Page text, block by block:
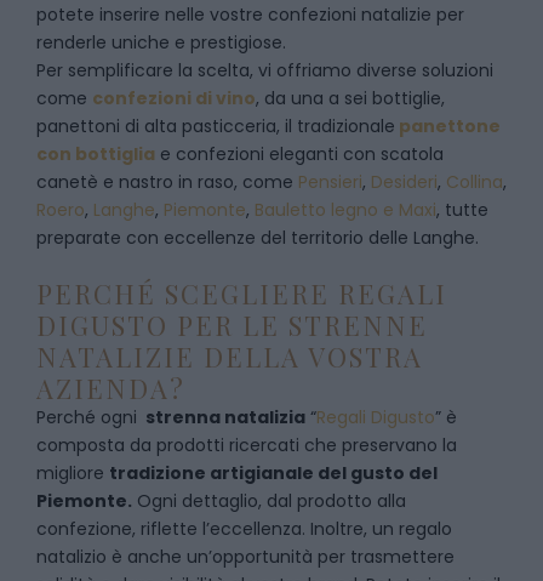
potete inserire nelle vostre confezioni natalizie per
renderle uniche e prestigiose.
Per semplificare la scelta, vi offriamo diverse soluzioni
come confezioni di vino, da una a sei bottiglie,
panettoni di alta pasticceria, il tradizionale panettone
con bottiglia e confezioni eleganti con scatola
canetè e nastro in raso, come Pensieri, Desideri, Collina,
Roero, Langhe, Piemonte, Bauletto legno e Maxi, tutte
preparate con eccellenze del territorio delle Langhe.
PERCHÉ SCEGLIERE REGALI
DIGUSTO PER LE STRENNE
NATALIZIE DELLA VOSTRA
AZIENDA?
Perché ogni strenna natalizia “Regali Digusto” è
composta da prodotti ricercati che preservano la
migliore tradizione artigianale del gusto del
Piemonte. Ogni dettaglio, dal prodotto alla
confezione, riflette l’eccellenza. Inoltre, un regalo
natalizio è anche un’opportunità per trasmettere